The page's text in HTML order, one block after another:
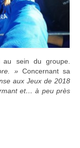
au sein du groupe.
» Concernant sa
aux Jeux de 2018
et… à peu près